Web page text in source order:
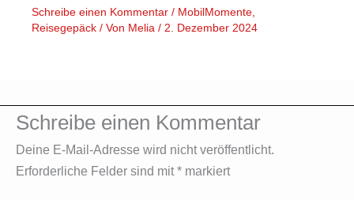
Schreibe einen Kommentar / MobilMomente
Reisegepäck / Von Melia / 2. Dezember 2024
Schreibe einen Kommentar
Deine E-Mail-Adresse wird nicht veröffentlicht.
Erforderliche Felder sind mit* markiert